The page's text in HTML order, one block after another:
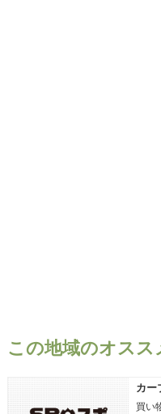
この地域のオスス
カー
買い